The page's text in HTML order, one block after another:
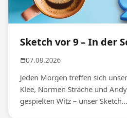
Sketch vor 9 – In der
07.08.2026
Jeden Morgen treffen sich
Klee, Normen Sträche und
gespielten Witz – unser Sketch...